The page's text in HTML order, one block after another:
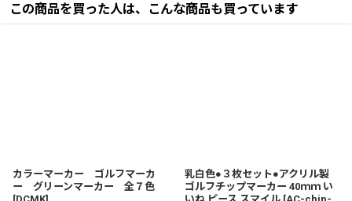
この商品を買った人は、こんな商品も買っています
カラーマーカー ゴルフマーカ
ー グリーンマーカー 全７色
乳白色●３枚セット●アクリル製
ゴルフチップマーカー 40ｍｍ い